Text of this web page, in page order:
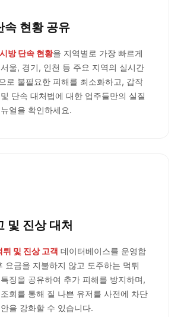
속 현황 공유
방 단속 현황을 지역별로 가장 빠르게
울, 경기, 인천 등 주요 지역의 실시간
로 불필요한 피해를 최소화하고, 갑작
단속 대처법에 대한 업주들만의 실질
얼을 확인하세요.
및 진상 대처
및 진상 고객 데이터베이스를 운영합
요금을 지불하지 않고 도주하는 먹튀
징을 공유하여 추가 피해를 방지하며,
회를 통해 질 나쁜 유저를 사전에 차단
을 강화할 수 있습니다.